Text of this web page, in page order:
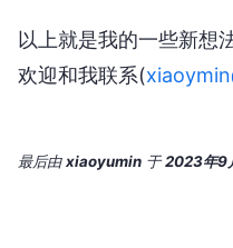
以上就是我的一些新想
欢迎和我联系(
最后由xiaoyumin 于2023年9